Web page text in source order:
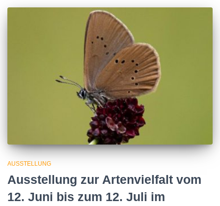
AUSSTELLUNG
Ausstellung zur Artenvielfalt vom
12. Juni bis zum 12. Juli im